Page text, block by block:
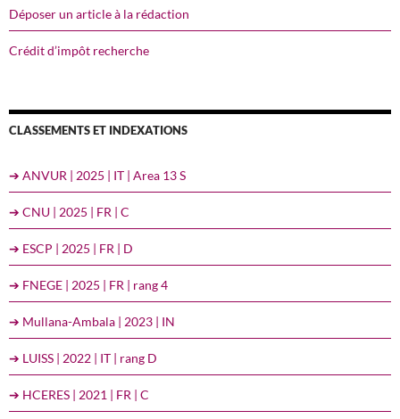
Déposer un article à la rédaction
Crédit d’impôt recherche
CLASSEMENTS ET INDEXATIONS
➔ ANVUR | 2025 | IT | Area 13 S
➔ CNU | 2025 | FR | C
➔ ESCP | 2025 | FR | D
➔ FNEGE | 2025 | FR | rang 4
➔ Mullana-Ambala | 2023 | IN
➔ LUISS | 2022 | IT | rang D
➔ HCERES | 2021 | FR | C